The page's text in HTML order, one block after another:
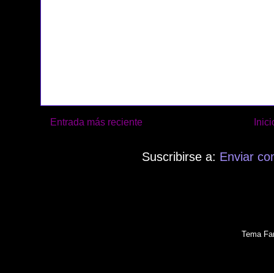
Entrada más reciente
Suscribirse a: Enviar
Tema